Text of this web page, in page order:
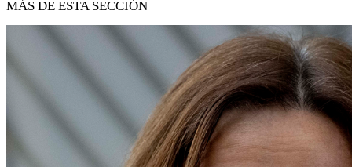
MÁS DE ESTA SECCIÓN